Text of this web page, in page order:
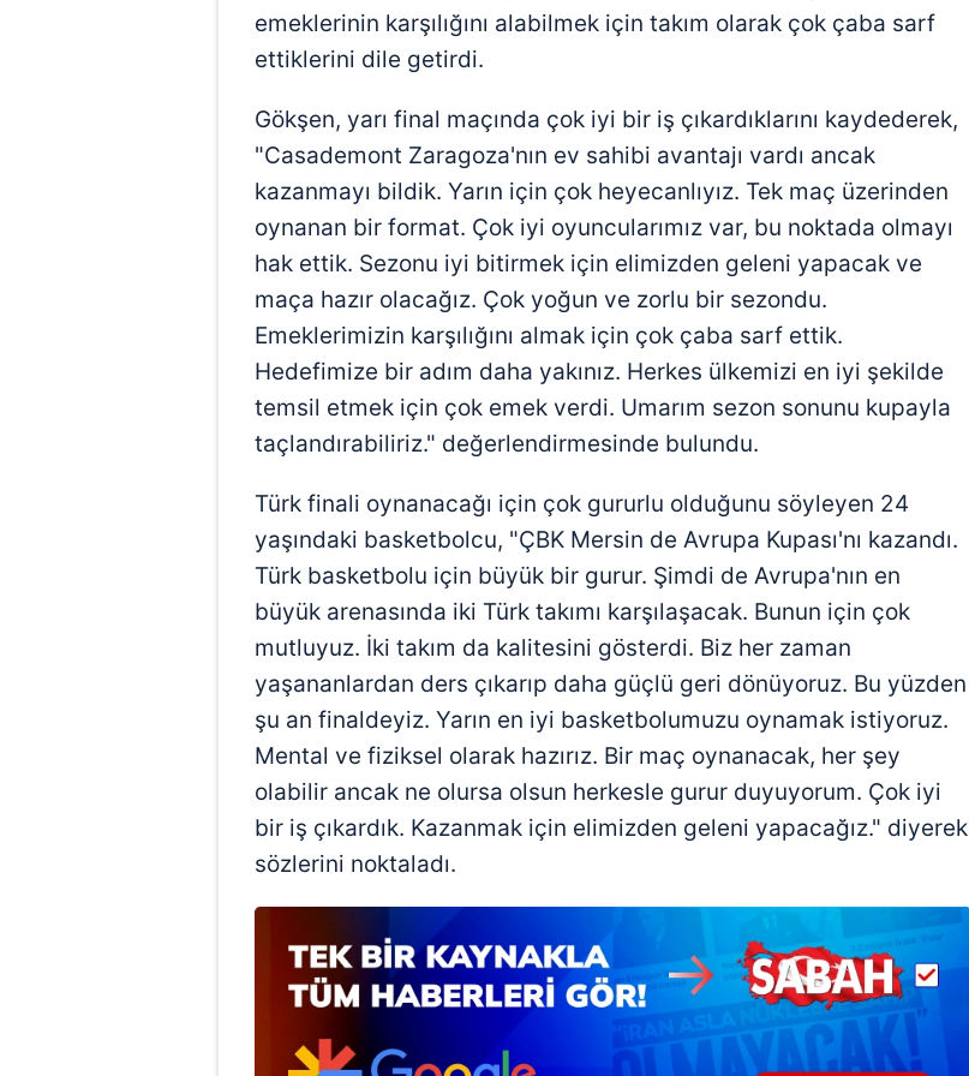
mevzuata uygun olarak kullanılan çerezlerle ilgili bilgi almak için lütfen
tıklayınız
emeklerinin karşılığını alabilmek için takım olarak çok çaba sarf
ettiklerini dile getirdi.
Gökşen, yarı final maçında çok iyi bir iş çıkardıklarını kaydederek,
"Casademont Zaragoza'nın ev sahibi avantajı vardı ancak
kazanmayı bildik. Yarın için çok heyecanlıyız. Tek maç üzerinden
oynanan bir format. Çok iyi oyuncularımız var, bu noktada olmayı
hak ettik. Sezonu iyi bitirmek için elimizden geleni yapacak ve
maça hazır olacağız. Çok yoğun ve zorlu bir sezondu.
Emeklerimizin karşılığını almak için çok çaba sarf ettik.
Hedefimize bir adım daha yakınız. Herkes ülkemizi en iyi şekilde
temsil etmek için çok emek verdi. Umarım sezon sonunu kupayla
taçlandırabiliriz." değerlendirmesinde bulundu.
Türk finali oynanacağı için çok gururlu olduğunu söyleyen 24
yaşındaki basketbolcu, "ÇBK Mersin de Avrupa Kupası'nı kazandı.
Türk basketbolu için büyük bir gurur. Şimdi de Avrupa'nın en
büyük arenasında iki Türk takımı karşılaşacak. Bunun için çok
mutluyuz. İki takım da kalitesini gösterdi. Biz her zaman
yaşananlardan ders çıkarıp daha güçlü geri dönüyoruz. Bu yüzden
şu an finaldeyiz. Yarın en iyi basketbolumuzu oynamak istiyoruz.
Mental ve fiziksel olarak hazırız. Bir maç oynanacak, her şey
olabilir ancak ne olursa olsun herkesle gurur duyuyorum. Çok iyi
bir iş çıkardık. Kazanmak için elimizden geleni yapacağız." diyerek
sözlerini noktaladı.